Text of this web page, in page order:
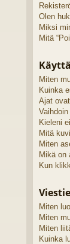
Olen
Miksi
Mitä
Miten
Kuinka
Ajat
Kieleni
Mitä
Miten
Mikä on
Kun
Miten
Miten
Miten
Kuinka